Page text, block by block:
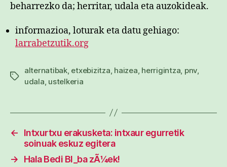
beharrezko da; herritar, udala eta auzokideak.
informazioa, loturak eta datu gehiago:
larrabetzutik.org
Etiketak
alternatibak, etxebizitza haizea herrigintza pnv
udala ustelkeria
←
Intxurtxu erakusketa: intxaur egurretik
soinuak eskuz egitera
→
Hala Bedi BI_ba zÃ¼ek!